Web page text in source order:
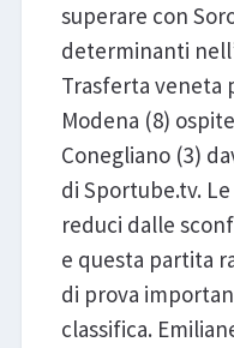
superare con
determinanti
Trasferta veneta
Modena (8)
Conegliano (3)
di Sportube.tv.
reduci dalle
e questa partita
di prova
classifica.